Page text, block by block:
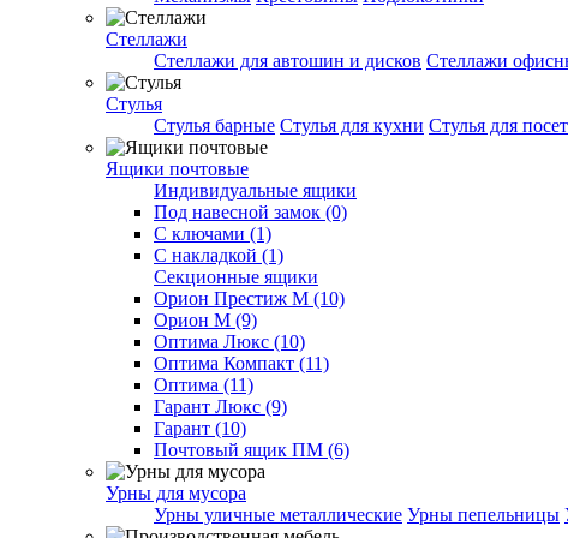
Стеллажи
Стеллажи для автошин и дисков Стеллажи
Стулья
Стулья барные Стулья для кухни Стулья для
Ящики почтовые
Индивидуальные ящики
Под навесной замок (0)
С ключами (1)
С накладкой (1)
Секционные ящики
Орион Престиж М (10)
Орион М (9)
Оптима Люкс (10)
Оптима Компакт (11)
Оптима (11)
Гарант Люкс (9)
Гарант (10)
Почтовый ящик ПМ (6)
Урны для мусора
Урны уличные металлические Урны пепельницы